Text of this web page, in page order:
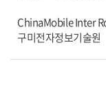
ChinaMobile Inter
구미전자정보기술원